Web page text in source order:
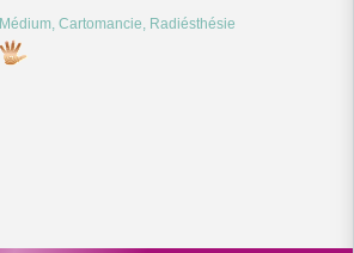
Médium, Cartomancie, Radiésthésie